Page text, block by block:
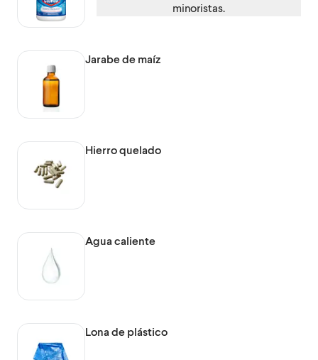
minoristas.
Jarabe de maíz
Hierro quelado
Agua caliente
Lona de plástico